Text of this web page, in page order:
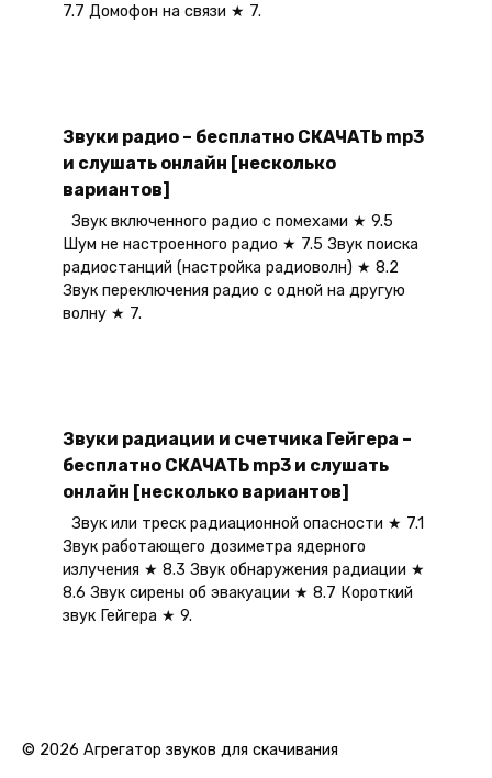
7.7 Домофон на связи ★ 7.
Звуки радио – бесплатно СКАЧАТЬ mp3
и слушать онлайн [несколько
вариантов]
Звук включенного радио с помехами ★ 9.5
Шум не настроенного радио ★ 7.5 Звук поиска
радиостанций (настройка радиоволн) ★ 8.2
Звук переключения радио с одной на другую
волну ★ 7.
Звуки радиации и счетчика Гейгера –
бесплатно СКАЧАТЬ mp3 и слушать
онлайн [несколько вариантов]
Звук или треск радиационной опасности ★ 7.1
Звук работающего дозиметра ядерного
излучения ★ 8.3 Звук обнаружения радиации ★
8.6 Звук сирены об эвакуации ★ 8.7 Короткий
звук Гейгера ★ 9.
© 2026 Агрегатор звуков для скачивания